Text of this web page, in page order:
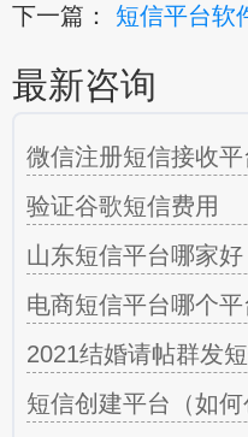
下一篇： 短信平台软
最新咨询
微信注册短信接收
验证谷歌短信费用
山东短信平台哪家
电商短信平台哪个
2021结婚请帖群发
短信创建平台（如何